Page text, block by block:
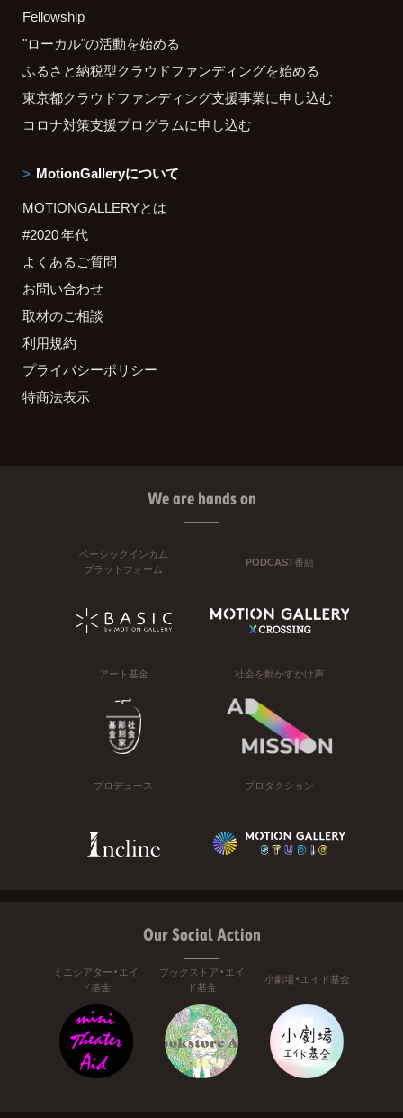
Fellowship
"ローカル"の活動を始める
ふるさと納税型クラウドファンディングを始める
東京都クラウドファンディング支援事業に申し込む
コロナ対策支援プログラムに申し込む
MotionGalleryについて
MOTIONGALLERYとは
#2020 年代
よくあるご質問
お問い合わせ
取材のご相談
利用規約
プライバシーポリシー
特商法表示
We are hands on
ベーシックインカム
プラットフォーム
PODCAST番組
アート基金 社会を動かすかけ声
プロデュース プロダクション
Our Social Action
ミニシアター・エイ
ド基金
ブックストア・エイ
ド基金
小劇場・エイド基金